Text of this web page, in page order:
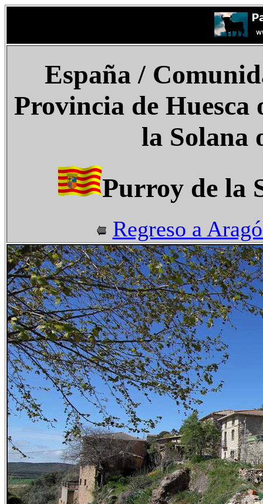
España /
Provincia de Huesca
la Solana
Purroy de la
Regreso a